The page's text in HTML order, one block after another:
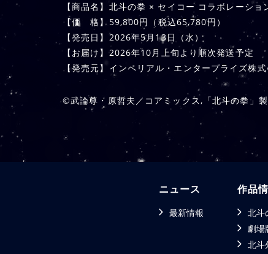
【商品名】北斗の拳 × セイコー コラボレーショ
【価 格】59,800円（税込65,780円）
【発売日】2026年5月13日（水）
【お届け】2026年10月上旬より順次発送予定
【発売元】インペリアル・エンタープライズ株式
©武論尊・原哲夫／コアミックス,「北斗の拳」
ニュース
最新情報
作品
北斗
劇場
北斗